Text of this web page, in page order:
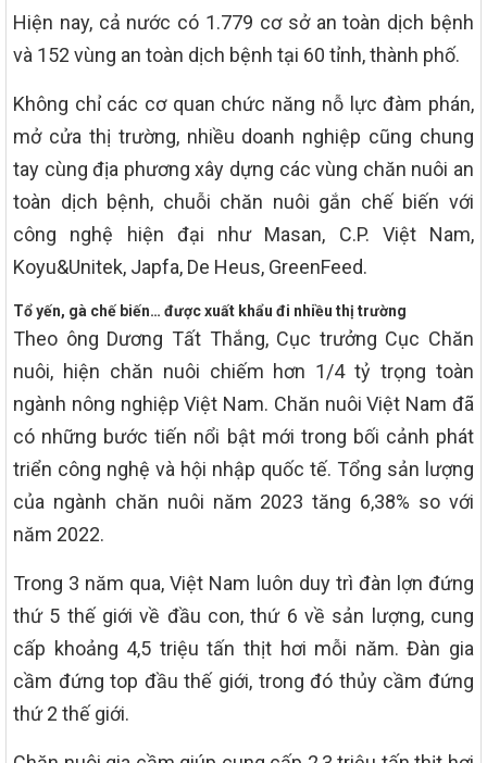
Hiện nay, cả nước có 1.779 cơ sở an toàn dịch bệnh
và 152 vùng an toàn dịch bệnh tại 60 tỉnh, thành phố.
Không chỉ các cơ quan chức năng nỗ lực đàm phán,
mở cửa thị trường, nhiều doanh nghiệp cũng chung
tay cùng địa phương xây dựng các vùng chăn nuôi an
toàn dịch bệnh, chuỗi chăn nuôi gắn chế biến với
công nghệ hiện đại như Masan, C.P. Việt Nam,
Koyu&Unitek, Japfa, De Heus, GreenFeed.
Tổ yến, gà chế biến… được xuất khẩu đi nhiều thị trường
Theo ông Dương Tất Thắng, Cục trưởng Cục Chăn
nuôi, hiện chăn nuôi chiếm hơn 1/4 tỷ trọng toàn
ngành nông nghiệp Việt Nam. Chăn nuôi Việt Nam đã
có những bước tiến nổi bật mới trong bối cảnh phát
triển công nghệ và hội nhập quốc tế. Tổng sản lượng
của ngành chăn nuôi năm 2023 tăng 6,38% so với
năm 2022.
Trong 3 năm qua, Việt Nam luôn duy trì đàn lợn đứng
thứ 5 thế giới về đầu con, thứ 6 về sản lượng, cung
cấp khoảng 4,5 triệu tấn thịt hơi mỗi năm. Đàn gia
cầm đứng top đầu thế giới, trong đó thủy cầm đứng
thứ 2 thế giới.